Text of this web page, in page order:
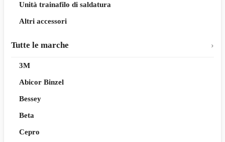
Unità trainafilo di saldatura
Altri accessori
Tutte le marche
3M
Abicor Binzel
Bessey
Beta
Cepro